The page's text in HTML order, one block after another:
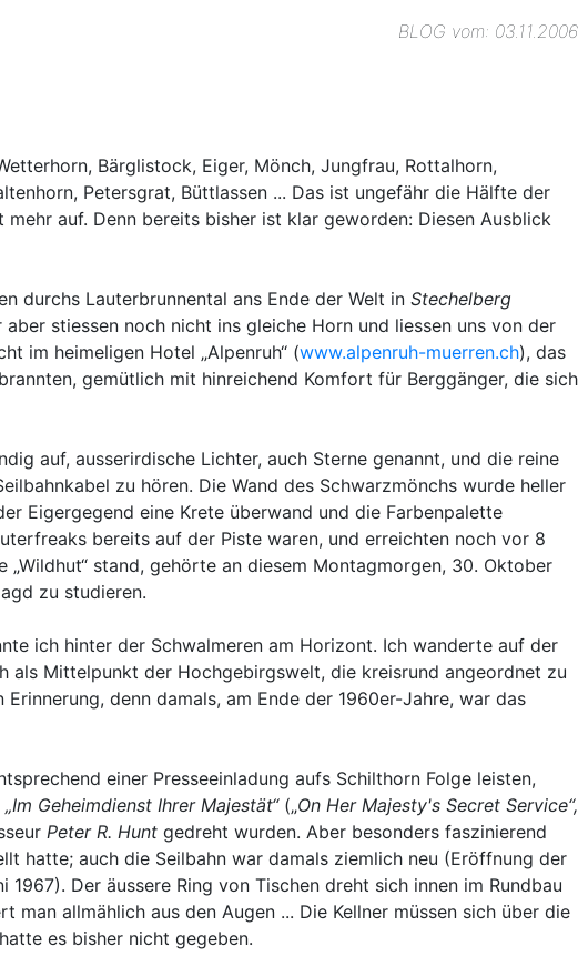
BLOG vom: 03.11.2006
Bärglistock, Eiger, Mönch, Jungfrau, Rottalhorn,
Petersgrat, Büttlassen ... Das ist ungefähr die Hälfte der
auf. Denn bereits bisher ist klar geworden: Diesen Ausblick
durchs Lauterbrunnental ans Ende der Welt in Stechelberg
stiessen noch nicht ins gleiche Horn und liessen uns von der
im heimeligen Hotel „Alpenruh“ (www.alpenruh-muerren.ch), das
gemütlich mit hinreichend Komfort für Berggänger, die sich
auf, ausserirdische Lichter, auch Sterne genannt, und die reine
zu hören. Die Wand des Schwarzmönchs wurde heller
Eigergegend eine Krete überwand und die Farbenpalette
bereits auf der Piste waren, und erreichten noch vor 8
stand, gehörte an diesem Montagmorgen, 30. Oktober
zu studieren.
ich hinter der Schwalmeren am Horizont. Ich wanderte auf der
als Mittelpunkt der Hochgebirgswelt, die kreisrund angeordnet zu
denn damals, am Ende der 1960er-Jahre, war das
einer Presseeinladung aufs Schilthorn Folge leisten,
„Im Geheimdienst Ihrer Majestät“(„On Her Majesty's Secret Service“,
Peter R. Hunt gedreht wurden. Aber besonders faszinierend
hatte; auch die Seilbahn war damals ziemlich neu (Eröffnung der
Der äussere Ring von Tischen dreht sich innen im Rundbau
allmählich aus den Augen ... Die Kellner müssen sich über die
es bisher nicht gegeben.